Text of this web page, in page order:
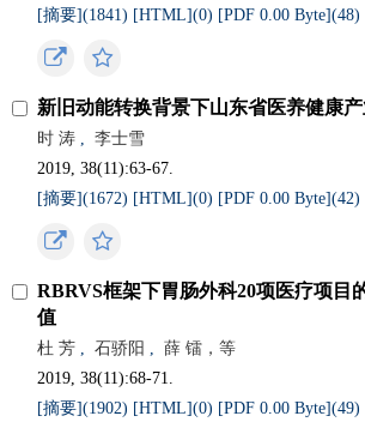
[摘要](1841) [HTML](0) [PDF 0.00 Byte](48)
新旧动能转换背景下山东省医养健康
时 涛 ,
李士雪
2019, 38(11):63-67.
[摘要](1672) [HTML](0) [PDF 0.00 Byte](42)
RBRVS框架下胃肠外科20项医疗项目
值
杜 芳 , 石骄阳 ,
薛 镭，等
2019, 38(11):68-71.
[摘要](1902) [HTML](0) [PDF 0.00 Byte](49)